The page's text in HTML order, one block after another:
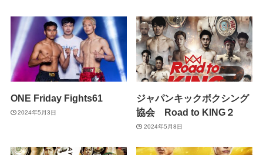
ONE Friday Fights61
2024年5月3日
ジャパンキックボクシング
協会 Road to KING２
2024年5月8日